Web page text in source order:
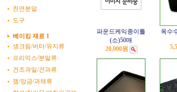
천연분말
도구
베이킹 재료 1
생크림/버터/유지류
프리믹스/분말류
건조과일/건과류
잼/앙금/과채류
파운드케익종이틀
(소)50매
20,000원
옥수